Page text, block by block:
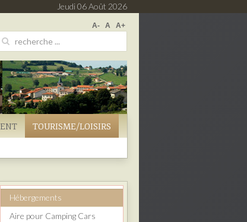
Jeudi 06 Août 2026
A- A A+
TOURISME/LOISIRS
Hébergements
Aire pour Camping Cars